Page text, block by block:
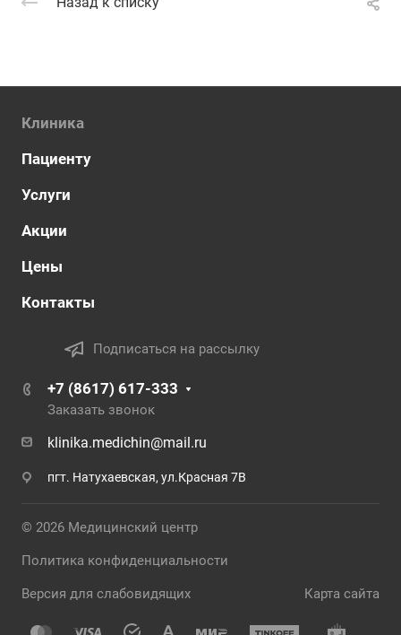
Клиника
Пациенту
Услуги
Акции
Цены
Контакты
Подписаться на рассылку
+7 (8617) 617-333
Заказать звонок
klinika.medichin@mail.ru
пгт. Натухаевская, ул.Красная 7В
© 2026 Медицинский центр
Политика конфиденциальности
Версия для слабовидящих Карта сайта